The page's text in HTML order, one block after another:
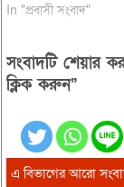
In "প্রবাসী সংবাদ"
সংবাদটি শেয়ার
ক্লিক করুন”
এ বিভাগের আরো